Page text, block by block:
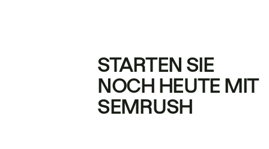
STARTEN SIE
NOCH HEUTE MIT
SEMRUSH